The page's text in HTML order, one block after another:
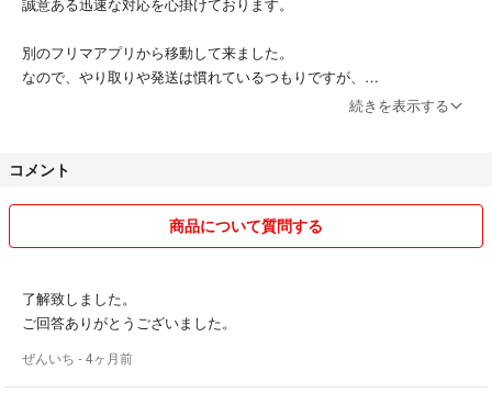
誠意ある迅速な対応を心掛けております。
別のフリマアプリから移動して来ました。
なので、やり取りや発送は慣れているつもりですが、
続きを表示する
コメント
商品について質問する
了解致しました。
ご回答ありがとうございました。
ぜんいち - 4ヶ月前